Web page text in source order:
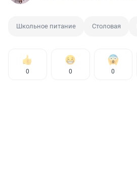
Школьное питание Столовая
0 0 0